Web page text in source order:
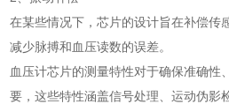
在某些情况下，芯片的设计旨在补偿传
减少脉搏和血压读数的误差。
血压计芯片的测量特性对于确保准确性
要，这些特性涵盖信号处理、运动伪影